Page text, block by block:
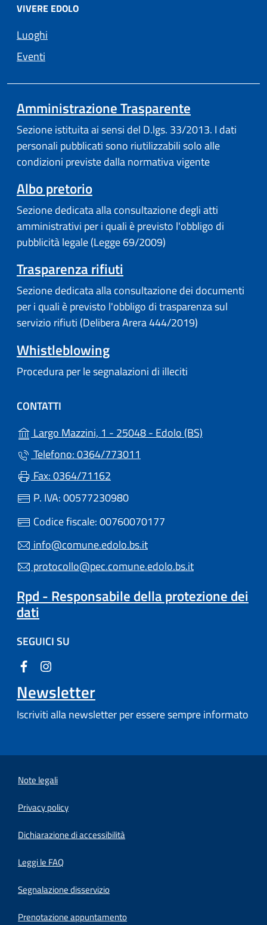
VIVERE EDOLO
Luoghi
Eventi
Amministrazione Trasparente
Sezione istituita ai sensi del D.lgs. 33/2013. I dati
personali pubblicati sono riutilizzabili solo alle
condizioni previste dalla normativa vigente
Albo pretorio
Sezione dedicata alla consultazione degli atti
amministrativi per i quali è previsto l'obbligo di
pubblicità legale (Legge 69/2009)
Trasparenza rifiuti
Sezione dedicata alla consultazione dei documenti
per i quali è previsto l'obbligo di trasparenza sul
servizio rifiuti (Delibera Arera 444/2019)
Whistleblowing
Procedura per le segnalazioni di illeciti
CONTATTI
Largo Mazzini, 1 - 25048 - Edolo (BS)
Telefono: 0364/773011
Fax: 0364/71162
P. IVA: 00577230980
Codice fiscale: 00760070177
info@comune.edolo.bs.it
protocollo@pec.comune.edolo.bs.it
Rpd - Responsabile della protezione dei
dati
SEGUICI SU
Newsletter
Iscriviti alla newsletter per essere sempre informato
Note legali
Privacy policy
Dichiarazione di accessibilità
Leggi le FAQ
Segnalazione disservizio
Prenotazione appuntamento